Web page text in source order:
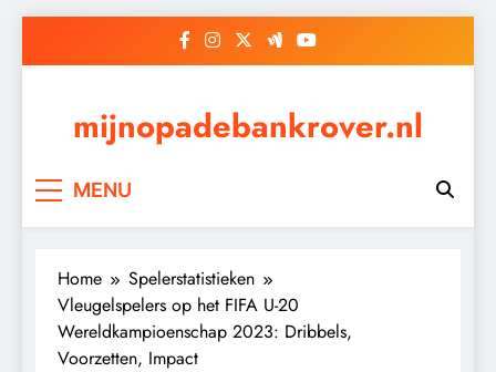
mijnopadebankrover.nl
MENU
Home
Spelerstatistieken
Vleugelspelers op het FIFA U-20
Wereldkampioenschap 2023: Dribbels,
Voorzetten, Impact